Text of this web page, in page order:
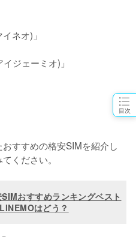
目次
ネオ)」
ジェーミオ)」
すすめの格安SIMを紹介し
ください。
SIMおすすめランキングベスト
はどう？